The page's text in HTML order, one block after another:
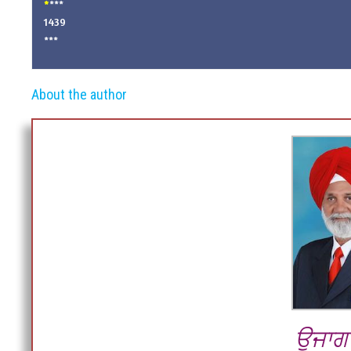
****
1439
***
About the author